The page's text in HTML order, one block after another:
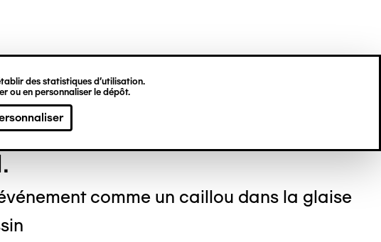
des statistiques d’utilisation.
ou en personnaliser le dépôt.
DEKNUYDT
comme un caillou dans la glaise